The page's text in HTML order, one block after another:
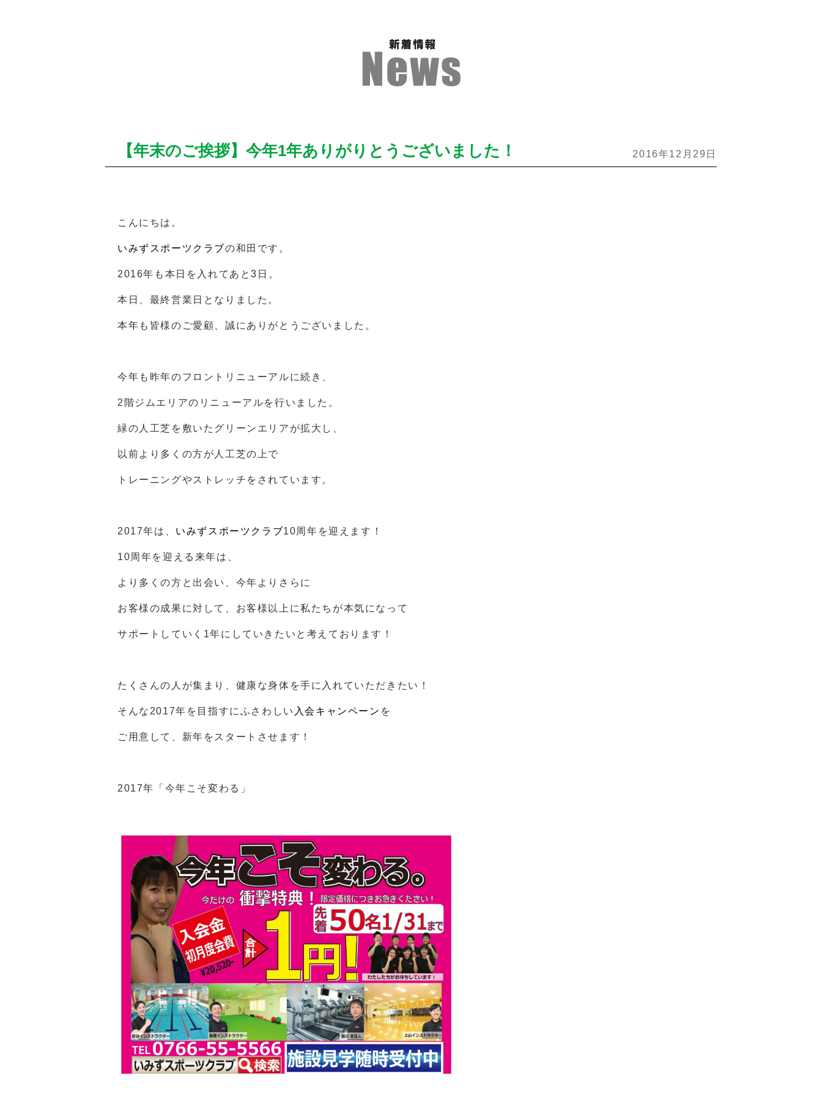
【年末のご挨拶】今年1年ありがりとうございました！ 2016年12月29日
こんにちは。
いみずスポーツクラブの和田です。
2016年も本日を入れてあと3日。
本日、最終営業日となりました。
本年も皆様のご愛顧、誠にありがとうございました。
今年も昨年のフロントリニューアルに続き、
2階ジムエリアのリニューアルを行いました。
緑の人工芝を敷いたグリーンエリアが拡大し、
以前より多くの方が人工芝の上で
トレーニングやストレッチをされています。
2017年は、 いみずスポーツクラブ10周年を迎えます！
10周年を迎える来年は、
より多くの方と出会い、今年よりさらに
お客様の成果に対して、お客様以上に私たちが本気になって
サポートしていく1年にしていきたいと考えております！
たくさんの人が集まり、健康な身体を手に入れていただきたい！
そんな2017年を目指すにふさわしい 入会キャンペーン を
ご用意して、新年をスタートさせます！
2017年「今年こそ変わる」